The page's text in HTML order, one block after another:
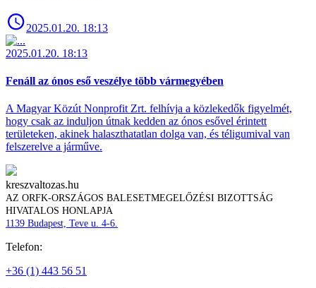
2025.01.20. 18:13
2025.01.20. 18:13
Fenáll az ónos eső veszélye több vármegyében
A Magyar Közút Nonprofit Zrt. felhívja a közlekedők figyelmét,
hogy csak az induljon útnak kedden az ónos esővel érintett
területeken, akinek halaszthatatlan dolga van, és téligumival van
felszerelve a járműve.
kreszvaltozas.hu
AZ ORFK-ORSZÁGOS BALESETMEGELŐZÉSI BIZOTTSÁG
HIVATALOS HONLAPJA
1139 Budapest, Teve u. 4-6.
Telefon:
+36 (1) 443 56 51